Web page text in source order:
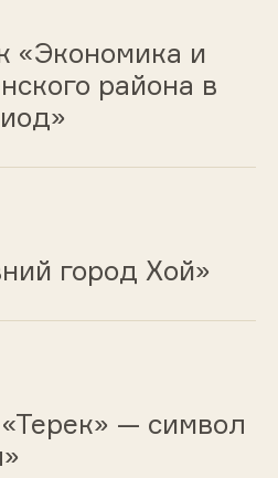
«Экономика и
района в
город Хой»
— символ